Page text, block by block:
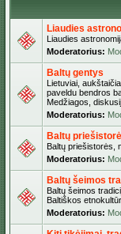
Liaudies
Liaudies
Moderatorius:
Baltų gentys
Lietuviai,
paveldu bendros
Medžiagos,
Moderatorius:
Baltų
Baltų priešistorės,
Moderatorius:
Baltų šeimos
Baltų šeimos
Baltiškos
Moderatorius: